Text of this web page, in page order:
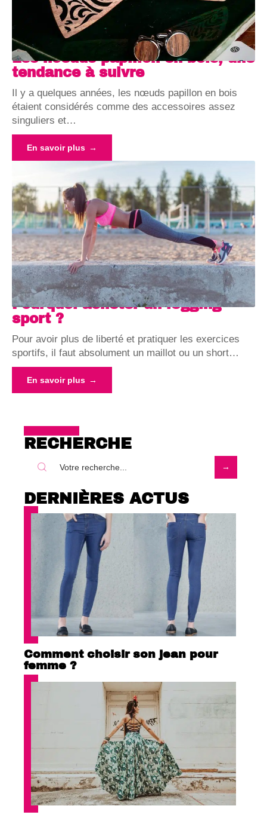
Les noeuds papillon en bois, une
tendance à suivre
Il y a quelques années, les nœuds papillon en bois
étaient considérés comme des accessoires assez
singuliers et…
En savoir plus
Pourquoi acheter un legging
sport ?
Pour avoir plus de liberté et pratiquer les exercices
sportifs, il faut absolument un maillot ou un short…
En savoir plus
RECHERCHE
DERNIÈRES ACTUS
Comment choisir son jean pour
femme ?